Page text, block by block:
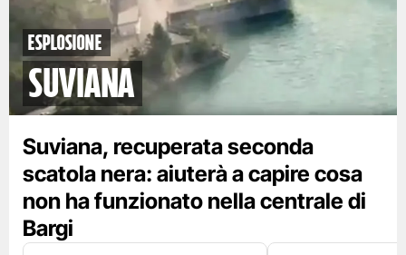
esplosione
Suviana
Suviana, recuperata seconda
scatola nera: aiuterà a capire cosa
non ha funzionato nella centrale di
Bargi